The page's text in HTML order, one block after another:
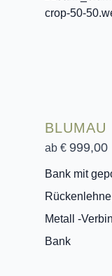
BLUMAU
ab € 999,00
Bank mit
Metall -
Bank